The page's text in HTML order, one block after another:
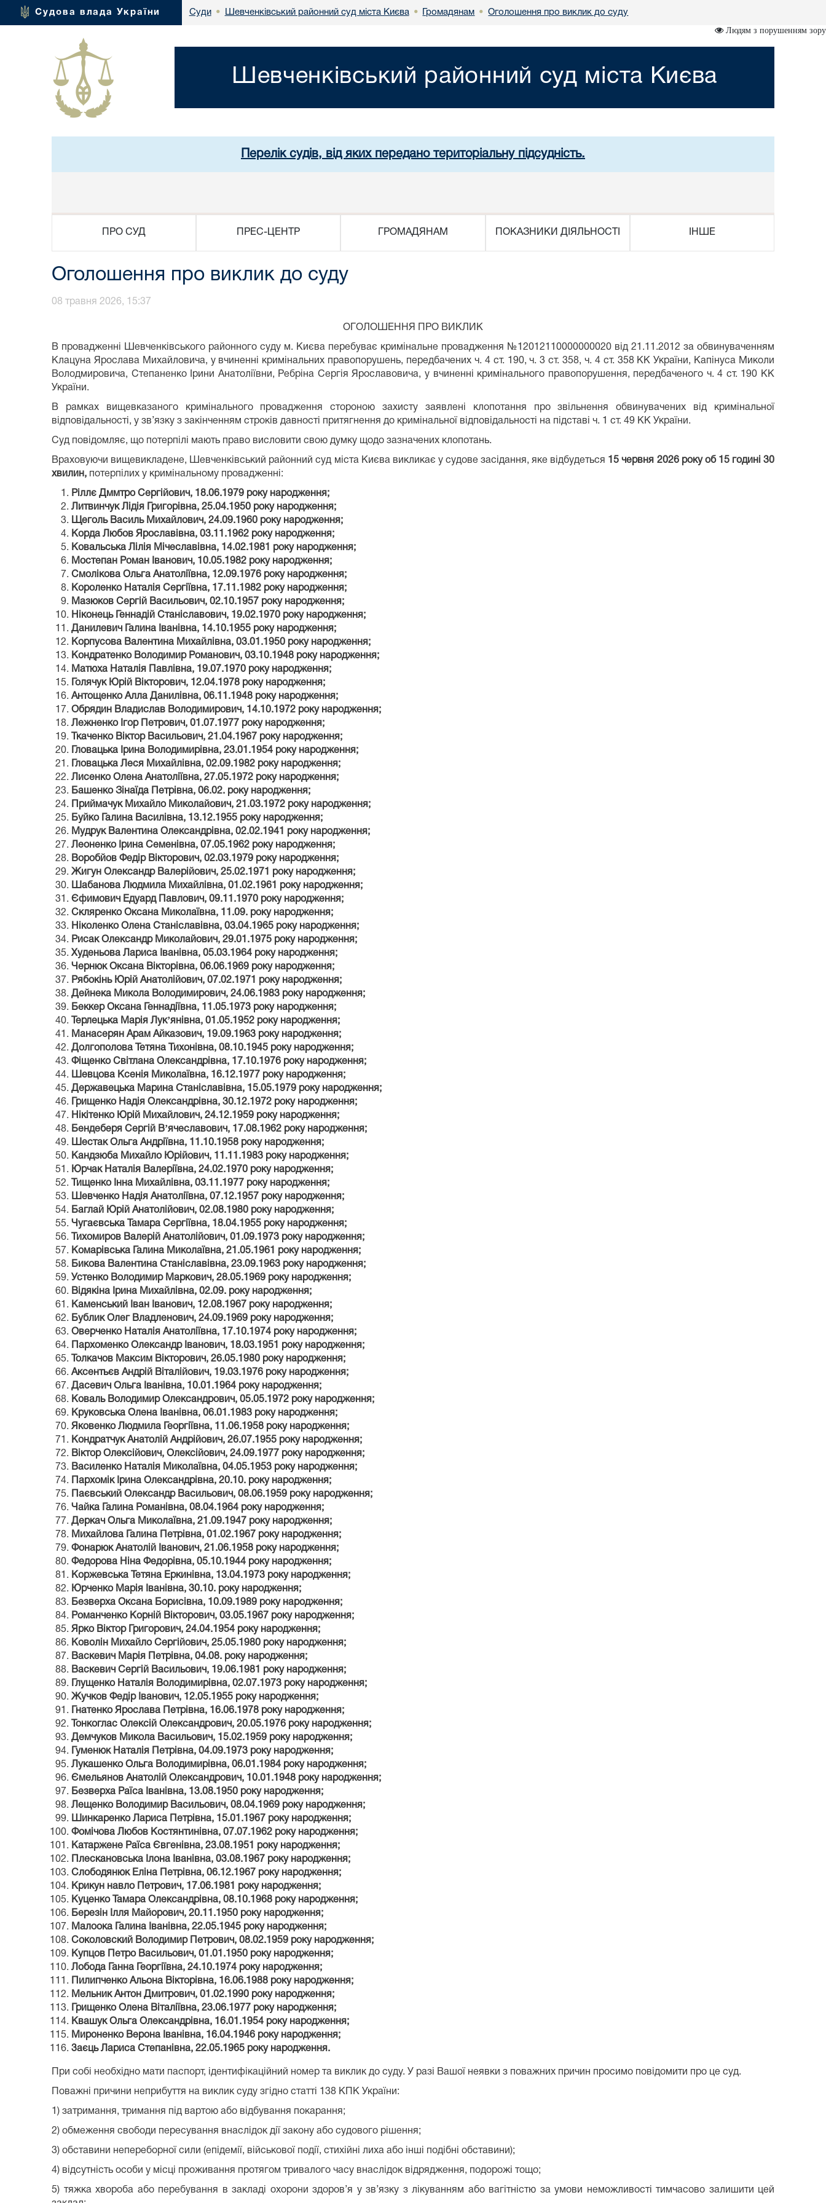
Судова влада України Суди • Шевченківський районний суд міста Києва • Громадянам • Оголошення про виклик до суду
Людям з порушенням зору
Шевченківський районний суд міста Києва
Перелік судів, від яких передано територіальну підсудність.
ПРО СУД ПРЕС-ЦЕНТР ГРОМАДЯНАМ ПОКАЗНИКИ ДІЯЛЬНОСТІ ІНШЕ
Оголошення про виклик до суду
08 травня 2026, 15:37
ОГОЛОШЕННЯ ПРО ВИКЛИК
В провадженні Шевченківського районного суду м. Києва перебуває кримінальне провадження №12012110000000020 від 21.11.2012 за обвинуваченням
Клацуна Ярослава Михайловича, у вчиненні кримінальних правопорушень, передбачених ч. 4 ст. 190, ч. 3 ст. 358, ч. 4 ст. 358 КК України, Капінуса Миколи
Володмировича, Степаненко Ірини Анатоліївни, Ребріна Сергія Ярославовича, у вчиненні кримінального правопорушення, передбаченого ч. 4 ст. 190 КК
України.
В рамках вищевказаного кримінального провадження стороною захисту заявлені клопотання про звільнення обвинувачених від кримінальної
відповідальності, у зв’язку з закінченням строків давності притягнення до кримінальної відповідальності на підставі ч. 1 ст. 49 КК України.
Суд повідомляє, що потерпілі мають право висловити свою думку щодо зазначених клопотань.
Враховуючи вищевикладене, Шевченківський районний суд міста Києва викликає у судове засідання, яке відбудеться 15червня 2026 року об 15 годині 30
хвилин, потерпілих у кримінальному провадженні:
Ріллє Дммтро Сергійович, 18.06.1979 року народження;
Литвинчук Лідія Григорівна, 25.04.1950 року народження;
Щеголь Василь Михайлович, 24.09.1960 року народження;
Корда Любов Ярославівна, 03.11.1962 року народження;
Ковальська Лілія Мічеславівна, 14.02.1981 року народження;
Мостепан Роман Іванович, 10.05.1982 року народження;
Смолікова Ольга Анатоліївна, 12.09.1976 року народження;
Короленко Наталія Сергіївна, 17.11.1982 року народження;
Мазюков Сергій Васильович, 02.10.1957 року народження;
Ніконець Геннадій Станіславович, 19.02.1970 року народження;
Данилевич Галина Іванівна, 14.10.1955 року народження;
Корпусова Валентина Михайлівна, 03.01.1950 року народження;
Кондратенко Володимир Романович, 03.10.1948 року народження;
Матюха Наталія Павлівна, 19.07.1970 року народження;
Голячук Юрій Вікторович, 12.04.1978 року народження;
Антощенко Алла Данилівна, 06.11.1948 року народження;
Обрядин Владислав Володимирович, 14.10.1972 року народження;
Лежненко Ігор Петрович, 01.07.1977 року народження;
Ткаченко Віктор Васильович, 21.04.1967 року народження;
Гловацька Ірина Володимирівна, 23.01.1954 року народження;
Гловацька Леся Михайлівна, 02.09.1982 року народження;
Лисенко Олена Анатоліївна, 27.05.1972 року народження;
Башенко Зінаїда Петрівна, 06.02. року народження;
Приймачук Михайло Миколайович, 21.03.1972 року народження;
Буйко Галина Василівна, 13.12.1955 року народження;
Мудрук Валентина Олександрівна, 02.02.1941 року народження;
Леоненко Ірина Семенівна, 07.05.1962 року народження;
Воробйов Федір Вікторович, 02.03.1979 року народження;
Жигун Олександр Валерійович, 25.02.1971 року народження;
Шабанова Людмила Михайлівна, 01.02.1961 року народження;
Єфимович Едуард Павлович, 09.11.1970 року народження;
Скляренко Оксана Миколаївна, 11.09. року народження;
Ніколенко Олена Станіславівна, 03.04.1965 року народження;
Рисак Олександр Миколайович, 29.01.1975 року народження;
Худеньова Лариса Іванівна, 05.03.1964 року народження;
Чернюк Оксана Вікторівна, 06.06.1969 року народження;
Рябокінь Юрій Анатолійович, 07.02.1971 року народження;
Дейнека Микола Володимирович, 24.06.1983 року народження;
Беккер Оксана Геннадіївна, 11.05.1973 року народження;
Терлецька Марія Лукʼянівна, 01.05.1952 року народження;
Манасерян Арам Айказович, 19.09.1963 року народження;
Долгополова Тетяна Тихонівна, 08.10.1945 року народження;
Фіщенко Світлана Олександрівна, 17.10.1976 року народження;
Шевцова Ксенія Миколаївна, 16.12.1977 року народження;
Державецька Марина Станіславівна, 15.05.1979 року народження;
Грищенко Надія Олександрівна, 30.12.1972 року народження;
Нікітенко Юрій Михайлович, 24.12.1959 року народження;
Бендеберя Сергій Вʼячеславович, 17.08.1962 року народження;
Шестак Ольга Андріївна, 11.10.1958 року народження;
Кандзюба Михайло Юрійович, 11.11.1983 року народження;
Юрчак Наталія Валеріївна, 24.02.1970 року народження;
Тищенко Інна Михайлівна, 03.11.1977 року народження;
Шевченко Надія Анатоліївна, 07.12.1957 року народження;
Баглай Юрій Анатолійович, 02.08.1980 року народження;
Чугаєвська Тамара Сергіївна, 18.04.1955 року народження;
Тихомиров Валерій Анатолійович, 01.09.1973 року народження;
Комарівська Галина Миколаївна, 21.05.1961 року народження;
Бикова Валентина Станіславівна, 23.09.1963 року народження;
Устенко Володимир Маркович, 28.05.1969 року народження;
Відякіна Ірина Михайлівна, 02.09. року народження;
Каменський Іван Іванович, 12.08.1967 року народження;
Бублик Олег Владленович, 24.09.1969 року народження;
Оверченко Наталія Анатоліївна, 17.10.1974 року народження;
Пархоменко Олександр Іванович, 18.03.1951 року народження;
Толкачов Максим Вікторович, 26.05.1980 року народження;
Аксентьєв Андрій Віталійович, 19.03.1976 року народження;
Дасевич Ольга Іванівна, 10.01.1964 року народження;
Коваль Володимир Олександрович, 05.05.1972 року народження;
Круковська Олена Іванівна, 06.01.1983 року народження;
Яковенко Людмила Георгіївна, 11.06.1958 року народження;
Кондратчук Анатолій Андрійович, 26.07.1955 року народження;
Віктор Олексійович, Олексійович, 24.09.1977 року народження;
Василенко Наталія Миколаївна, 04.05.1953 року народження;
Пархомік Ірина Олександрівна, 20.10. року народження;
Паєвський Олександр Васильович, 08.06.1959 року народження;
Чайка Галина Романівна, 08.04.1964 року народження;
Деркач Ольга Миколаївна, 21.09.1947 року народження;
Михайлова Галина Петрівна, 01.02.1967 року народження;
Фонарюк Анатолій Іванович, 21.06.1958 року народження;
Федорова Ніна Федорівна, 05.10.1944 року народження;
Коржевська Тетяна Еркинівна, 13.04.1973 року народження;
Юрченко Марія Іванівна, 30.10. року народження;
Безверха Оксана Борисівна, 10.09.1989 року народження;
Романченко Корній Вікторович, 03.05.1967 року народження;
Ярко Віктор Григорович, 24.04.1954 року народження;
Коволін Михайло Сергійович, 25.05.1980 року народження;
Васкевич Марія Петрівна, 04.08. року народження;
Васкевич Сергій Васильович, 19.06.1981 року народження;
Глущенко Наталія Володимирівна, 02.07.1973 року народження;
Жучков Федір Іванович, 12.05.1955 року народження;
Гнатенко Ярослава Петрівна, 16.06.1978 року народження;
Тонкоглас Олексій Олександрович, 20.05.1976 року народження;
Демчуков Микола Васильович, 15.02.1959 року народження;
Гуменюк Наталія Петрівна, 04.09.1973 року народження;
Лукашенко Ольга Володимирівна, 06.01.1984 року народження;
Ємельянов Анатолій Олександрович, 10.01.1948 року народження;
Безверха Раїса Іванівна, 13.08.1950 року народження;
Лещенко Володимир Васильович, 08.04.1969 року народження;
Шинкаренко Лариса Петрівна, 15.01.1967 року народження;
Фомічова Любов Костянтинівна, 07.07.1962 року народження;
Катаржене Раїса Євгенівна, 23.08.1951 року народження;
Плескановська Ілона Іванівна, 03.08.1967 року народження;
Слободянюк Еліна Петрівна, 06.12.1967 року народження;
Крикун навло Петрович, 17.06.1981 року народження;
Куценко Тамара Олександрівна, 08.10.1968 року народження;
Березін Ілля Майорович, 20.11.1950 року народження;
Малоока Галина Іванівна, 22.05.1945 року народження;
Соколовский Володимир Петрович, 08.02.1959 року народження;
Купцов Петро Васильович, 01.01.1950 року народження;
Лобода Ганна Георгіївна, 24.10.1974 року народження;
Пилипченко Альона Вікторівна, 16.06.1988 року народження;
Мельник Антон Дмитрович, 01.02.1990 року народження;
Грищенко Олена Віталіївна, 23.06.1977 року народження;
Квашук Ольга Олександрівна, 16.01.1954 року народження;
Мироненко Верона Іванівна, 16.04.1946 року народження;
3аєць Лариса Степанівна, 22.05.1965 року народження.
При собі необхідно мати паспорт, ідентифікаційний номер та виклик до суду. У разі Вашої неявки з поважних причин просимо повідомити про це суд.
Поважні причини неприбуття на виклик суду згідно статті 138 КПК України:
1) затримання, тримання під вартою або відбування покарання;
2) обмеження свободи пересування внаслідок дії закону або судового рішення;
3) обставини непереборної сили (епідемії, військової події, стихійні лиха або інші подібні обставини);
4) відсутність особи у місці проживання протягом тривалого часу внаслідок відрядження, подорожі тощо;
5) тяжка хвороба або перебування в закладі охорони здоров’я у зв’язку з лікуванням або вагітністю за умови неможливості тимчасово залишити цей